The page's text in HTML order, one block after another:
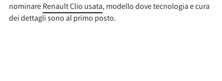
nominareRenault Clio usata, modello dove tecnologia e cura
dei dettagli sono al primo posto.